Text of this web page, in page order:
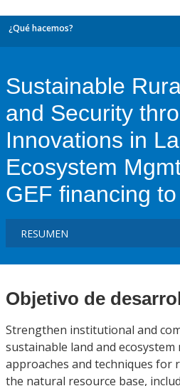
¿Qué hacemos?
Sustainable
and Security
Innovations in
Ecosystem
GEF financing
Objetivo de
Strengthen institutional and
sustainable land and
approaches and techniques for
the natural resource base,